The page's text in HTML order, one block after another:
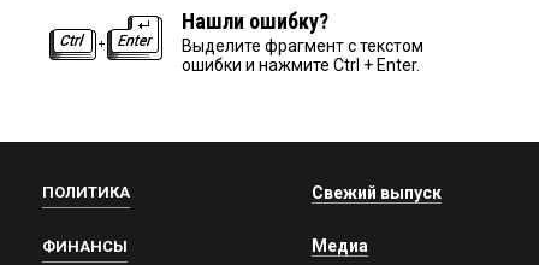
Нашли ошибку?
Выделите фрагмент с текстом
ошибки и нажмите Ctrl + Enter.
ПОЛИТИКА
ФИНАНСЫ
Свежий выпуск
Медиа